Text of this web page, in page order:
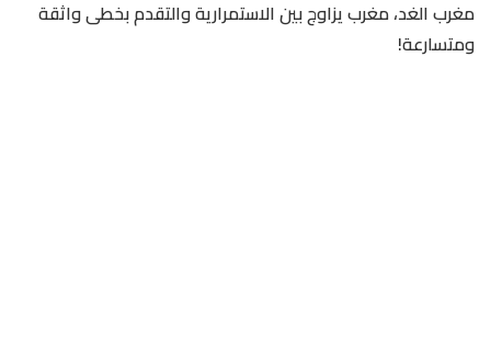
مغرب الغد، مغرب يزاوج بين الاستمرارية والتقدم بخطى واثقة
ومتسارعة!